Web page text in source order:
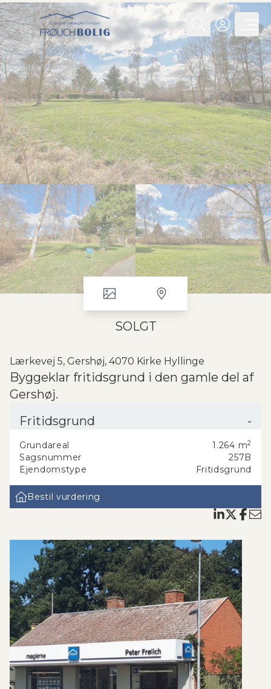
SOLGT
Lærkevej 5, Gershøj, 4070 Kirke Hyllinge
Byggeklar fritidsgrund i den gamle del af
Gershøj.
en af de sidste fritidsgrunde i den gamle del af fritidsområdet i
10 min. gang til fællesareal med badebro. Gershøj havn ligger i
nærheden. Grunden sælges byggemodnet med kloak og vand.
Yderligere oplysninger - ring til ejendomsmægler Peter Frølich tlf.
42956734.
Fritidsgrund -
Grundareal 1.264 m2
Sagsnummer
257B
Ejendomstype
Fritidsgrund
Bestil vurdering